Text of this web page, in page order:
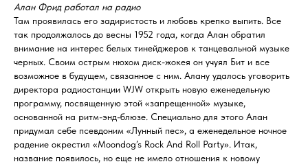
Алан Фрид работал на радио
Там проявилась его задиристость и любовь крепко выпить. Все
так продолжалось до весны 1952 года, когда Алан обратил
внимание на интерес белых тинейджеров к танцевальной музыке
черных. Своим острым нюхом диск-жокея он учуял Бит и все
возможное в будущем, связанное с ним. Алану удалось уговорить
директора радиостанции WJW открыть новую еженедельную
программу, посвященную этой «запрещенной» музыке,
основанной на ритм-энд-блюзе. Специально для этого Алан
придумал себе псевдоним «Лунный пес», а еженедельное ночное
радение окрестил «Moondog’s Rock And Roll Party». Итак,
название появилось, но еще не имело отношения к новому